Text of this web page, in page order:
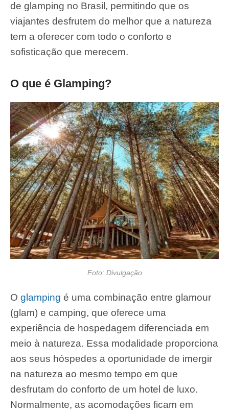
de glamping no Brasil, permitindo que os
viajantes desfrutem do melhor que a natureza
tem a oferecer com todo o conforto e
sofisticação que merecem.
O que é Glamping?
Foto: Divulgação
O glamping é uma combinação entre glamour
(glam) e camping, que oferece uma
experiência de hospedagem diferenciada em
meio à natureza. Essa modalidade proporciona
aos seus hóspedes a oportunidade de imergir
na natureza ao mesmo tempo em que
desfrutam do conforto de um hotel de luxo.
Normalmente, as acomodações ficam em